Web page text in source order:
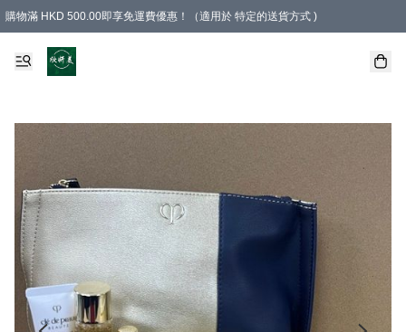
購物滿 HKD 500.00即享免運費優惠！（適用於 特定的送貨方式 )